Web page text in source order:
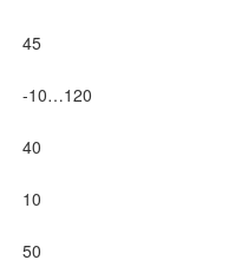
45
-10…120
40
10
50